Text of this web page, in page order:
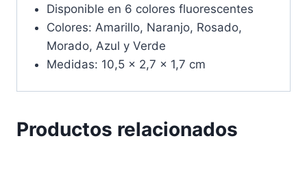
Disponible en 6 colores fluorescentes
Colores: Amarillo, Naranjo, Rosado,
Morado, Azul y Verde
Medidas: 10,5 x 2,7 x 1,7 cm
Productos relacionados